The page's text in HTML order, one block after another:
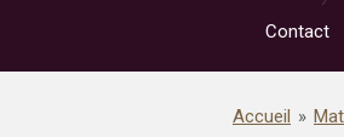
Contact
Accueil »